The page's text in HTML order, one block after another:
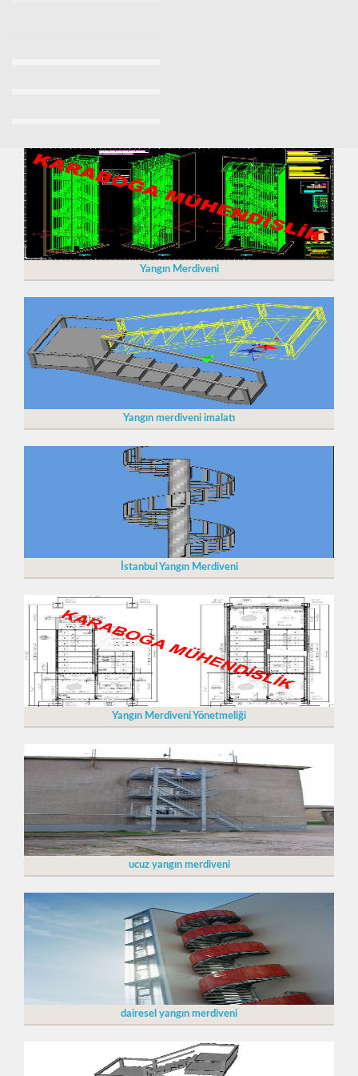
Yangın Merdiveni
Yangın merdiveni imalatı
İstanbul Yangın Merdiveni
Yangın Merdiveni Yönetmeliği
ucuz yangın merdiveni
dairesel yangın merdiveni